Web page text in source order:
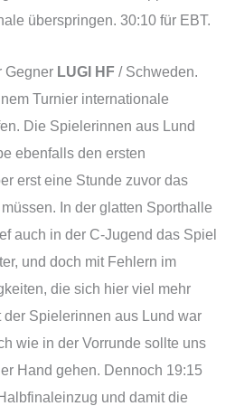
überspringen. 30:10 für EBT.
Gegner LUGI HF / Schweden.
Turnier internationale
Die Spielerinnen aus Lund
ebenfalls den ersten
erst eine Stunde zuvor das
In der glatten Sporthalle
auch in der C-Jugend das Spiel
und doch mit Fehlern im
die sich hier viel mehr
Spielerinnen aus Lund war
wie in der Vorrunde sollte uns
Hand gehen. Dennoch 19:15
und damit die